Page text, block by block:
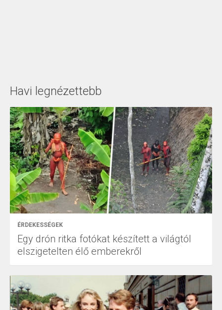
Havi legnézettebb
ÉRDEKESSÉGEK
Egy drón ritka fotókat készített a világtól
elszigetelten élő emberekről